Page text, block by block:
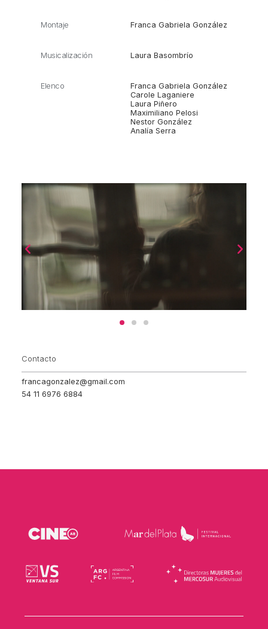
Montaje Franca Gabriela González
Musicalización Laura Basombrío
Elenco
Franca Gabriela González
Carole Laganiere
Laura Piñero
Maximiliano Pelosi
Nestor González
Analía Serra
Contacto
francagonzalez@gmail.com
54 11 6976 6884